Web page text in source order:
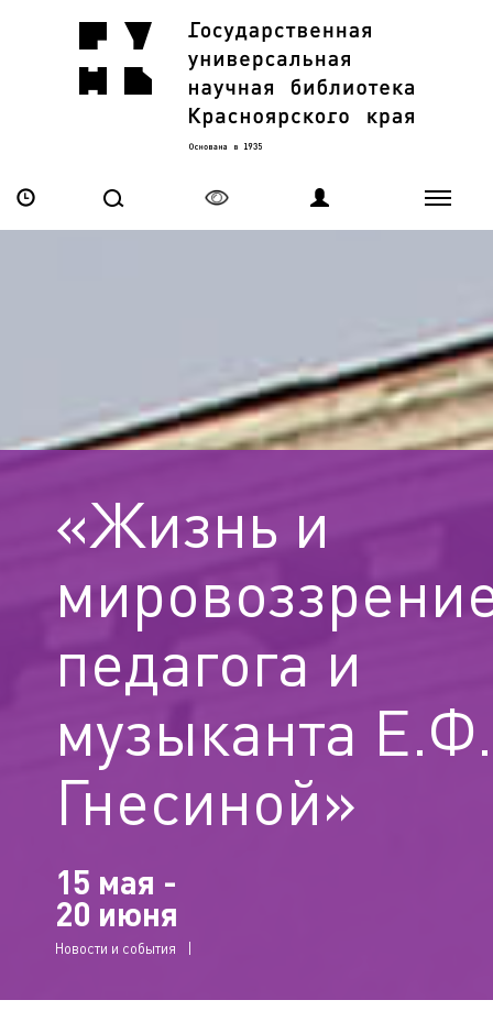
«Жизнь и
педагога и
музыканта Е.Ф.
Гнесиной»
15 мая -
20 июня
Новости и события